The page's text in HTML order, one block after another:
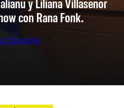
con Rana Fonk.
Youtube